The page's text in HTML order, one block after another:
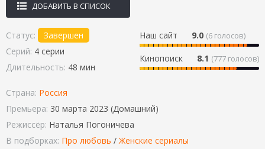
ДОБАВИТЬ В СПИСОК
Наш сайт 9.0 (6 голосов)
Кинопоиск 8.1 (777 голосов)
Статус:
Завершен
Серий: 4 серии
Длительность: 48 мин
Страна: Россия
Премьера: 30 марта 2023 (Домашний)
Режиссёр: Наталья Погоничева
В подборках: Про любовь /Женские сериалы